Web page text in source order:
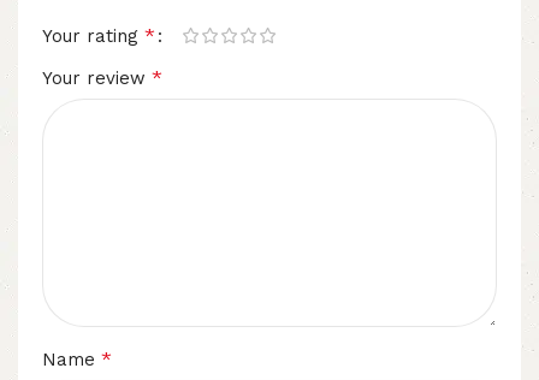
Your rating *
Your review *
Name *